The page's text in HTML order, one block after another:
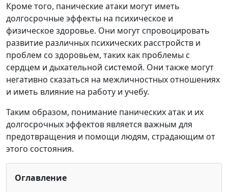
Кроме того, панические атаки могут иметь
долгосрочные эффекты на психическое и
физическое здоровье. Они могут спровоцировать
развитие различных психических расстройств и
проблем со здоровьем, таких как проблемы с
сердцем и дыхательной системой. Они также могут
негативно сказаться на межличностных отношениях
и иметь влияние на работу и учебу.
Таким образом, понимание панических атак и их
долгосрочных эффектов является важным для
предотвращения и помощи людям, страдающим от
этого состояния.
Оглавление